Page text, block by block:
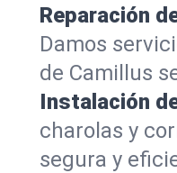
Reparación
Damos
de Camillus
Instalación
charolas y
segura y